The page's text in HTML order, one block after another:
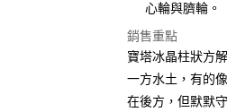
悠遊付
ATM付款
運送方式
心輪與臍輪。
銷售重點
寶塔冰晶柱狀方
一方水土，有的
在後方，但默默